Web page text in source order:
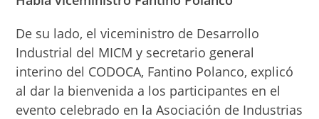
De su lado, el viceministro de Desarrollo
Industrial del MICM y secretario general
interino del CODOCA, Fantino Polanco, explicó
al dar la bienvenida a los participantes en el
evento celebrado en la Asociación de Industrias